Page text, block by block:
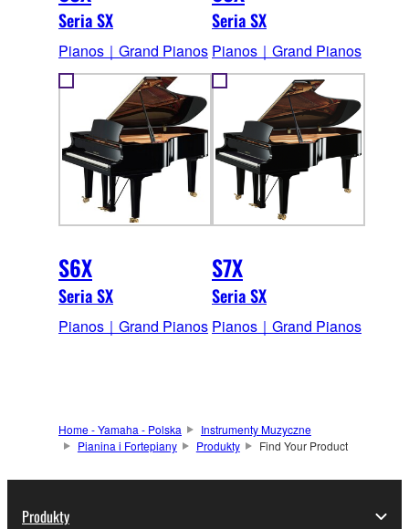
Seria SX
Pianos｜Grand Pianos
Seria SX
Pianos｜Grand Pianos
S6X
Seria SX
Pianos｜Grand Pianos
S7X
Seria SX
Pianos｜Grand Pianos
Home - Yamaha - Polska
Instrumenty Muzyczne
Pianina i Fortepiany
Produkty Find Your Product
Produkty